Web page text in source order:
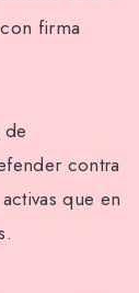
firma
contra
que en